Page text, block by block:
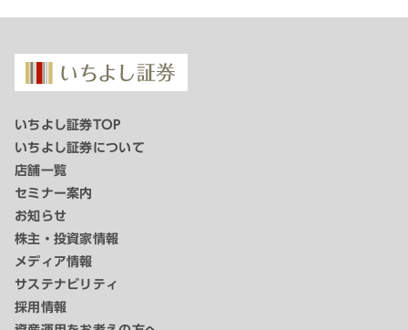
いちよし証券TOP
いちよし証券について
店舗一覧
セミナー案内
お知らせ
株主・投資家情報
メディア情報
サステナビリティ
採用情報